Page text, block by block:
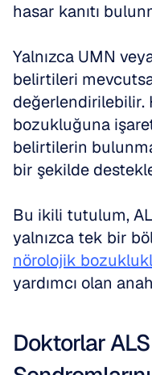
hasar kanıtı
Yalnızca UMN
belirtileri
değerlendirilebilir.
bozukluğuna
belirtilerin
bir şekilde
Bu ikili tutulum,
nörolojik
yardımcı olan
Doktorlar